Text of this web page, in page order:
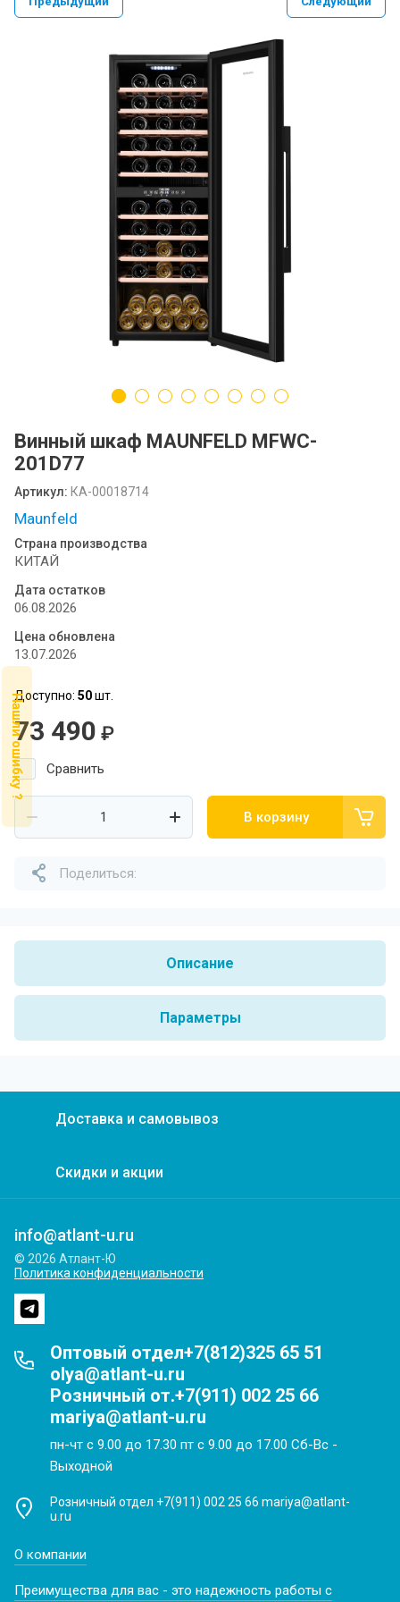
PAULMARK VELLO YUMI LASSAN
PAULMARK NEXT UN
PAULMARK REFINE SYSTEM
Paulmark Презентация Мойка+коландер
Смеситель PAULMARK SERPENTINE
Мойки PAULMARK NEXT
Ролл-маты PAULMARK
Мойки PAULMARK VAST-PRO, BRIM-PRO
Посудомоечные машины MIDEA
SCANDILUX
SCANDILUX видео-обзор стиральных
машин
Флипбук GRANFEST
Винный шкаф MAUNFELD MFWC-
201D77
Артикул: КА-00018714
Maunfeld
Страна производства
КИТАЙ
Дата остатков
06.08.2026
Цена обновлена
13.07.2026
Доступно: 50шт.
73 490 ₽
Сравнить
В корзину
Поделиться:
Описание
Параметры
Нашли ошибку ?
Доставка и самовывоз
Скидки и акции
info@atlant-u.ru
© 2026 Атлант-Ю
Политика конфиденциальности
Оптовый отдел+7(812)325 65 51
olya@atlant-u.ru
Розничный от.+7(911) 002 25 66
mariya@atlant-u.ru
пн-чт с 9.00 до 17.30 пт с 9.00 до 17.00 Сб-Вс -
Выходной
Розничный отдел +7(911) 002 25 66 mariya@atlant-
u.ru
О компании
Преимущества для вас - это надежность работы с